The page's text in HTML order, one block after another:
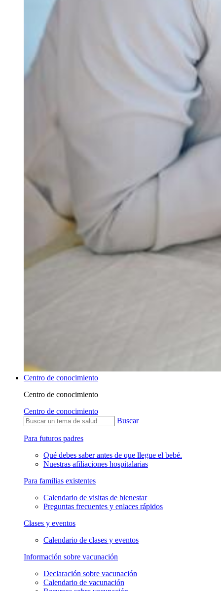
Centro de conocimiento
Centro de conocimiento
Centro de conocimiento
Buscar
Para futuros padres
Qué debes saber antes de que llegue el bebé.
Nuestras afiliaciones hospitalarias
Para familias existentes
Calendario de visitas de bienestar
Preguntas frecuentes y enlaces rápidos
Clases y eventos
Calendario de clases y eventos
Información sobre vacunación
Declaración sobre vacunación
Calendario de vacunación